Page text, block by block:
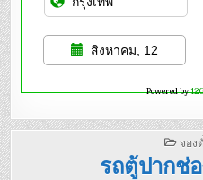
สิงหาคม, 12
Powered by
IN
จอง
รถตู้ปากช่อ